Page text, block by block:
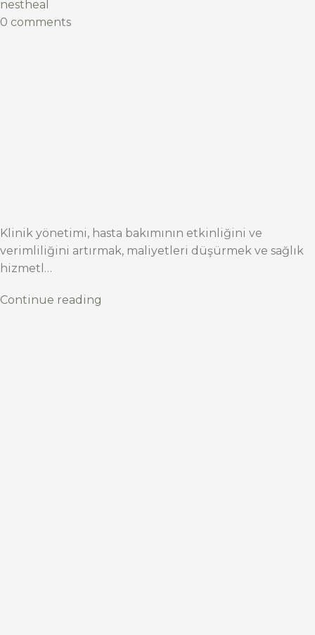
nestheal
0 comments
Klinik yönetimi, hasta bakımının etkinliğini ve
verimliliğini artırmak, maliyetleri düşürmek ve sağlık
hizmetl…
Continue reading